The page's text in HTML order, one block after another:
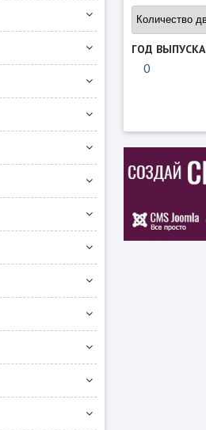
ГОД ВЫПУСКА